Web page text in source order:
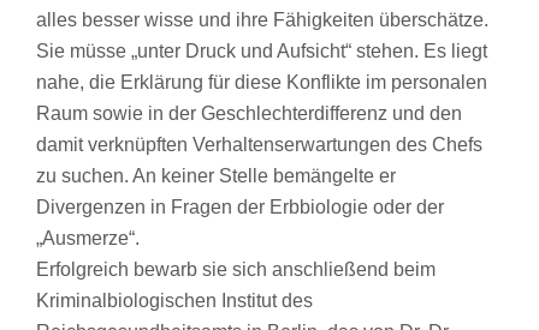
alles besser wisse und ihre Fähigkeiten überschätze.
Sie müsse „unter Druck und Aufsicht“ stehen. Es liegt
nahe, die Erklärung für diese Konflikte im personalen
Raum sowie in der Geschlechterdifferenz und den
damit verknüpften Verhaltenserwartungen des Chefs
zu suchen. An keiner Stelle bemängelte er
Divergenzen in Fragen der Erbbiologie oder der
„Ausmerze“.
Erfolgreich bewarb sie sich anschließend beim
Kriminalbiologischen Institut des